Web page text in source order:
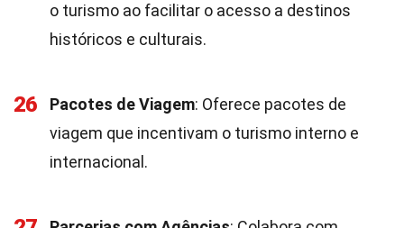
o turismo ao facilitar o acesso a destinos
históricos e culturais.
26 Pacotes de Viagem: Oferece pacotes de
viagem que incentivam o turismo interno e
internacional.